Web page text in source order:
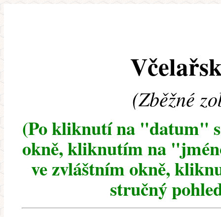
(Zběžné
(Po kliknutí na "datum"
okně, kliknutím na
ve zvláštním okně,
stručný